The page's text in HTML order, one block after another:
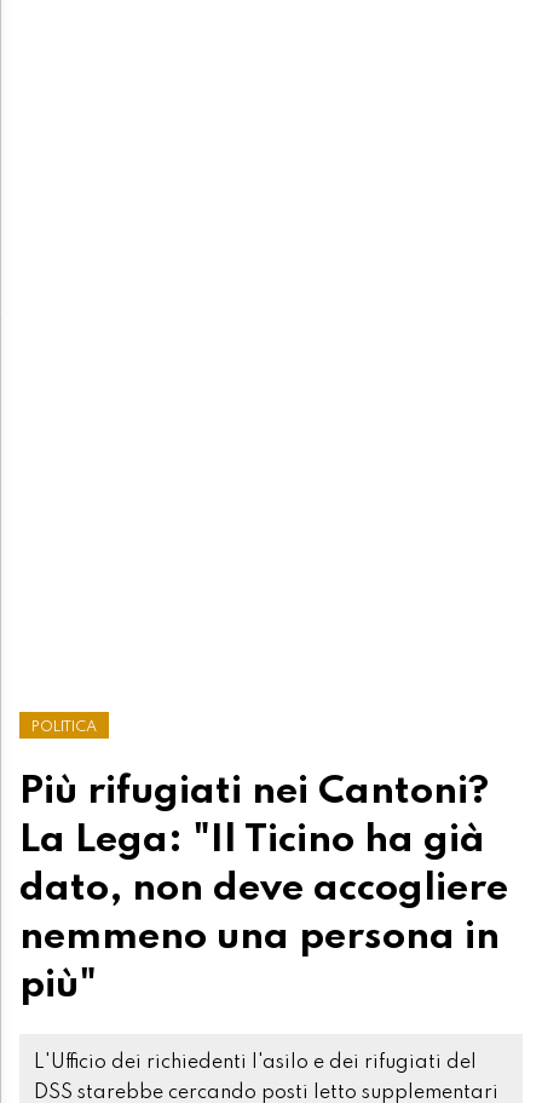
POLITICA
Più rifugiati nei Cantoni?
La Lega: "Il Ticino ha già
dato, non deve accogliere
nemmeno una persona in
più"
L'Ufficio dei richiedenti l'asilo e dei rifugiati del
DSS starebbe cercando posti letto supplementari